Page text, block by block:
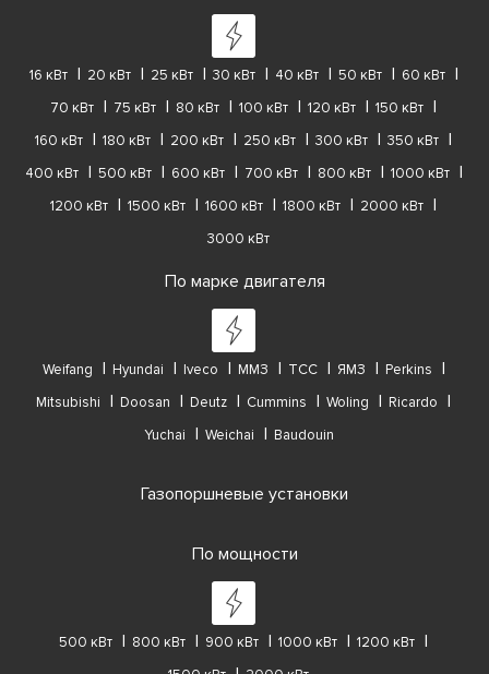
16 кВт 20 кВт 25 кВт 30 кВт 40 кВт 50 кВт
60 кВт
70 кВт
75 кВт 80 кВт 100 кВт 120 кВт
150 кВт
160 кВт
180 кВт 200 кВт 250 кВт 300 кВт
350 кВт
400 кВт
500 кВт 600 кВт 700 кВт 800 кВт
1000 кВт
1200 кВт
1500 кВт 1600 кВт 1800 кВт
2000 кВт
3000 кВт
По марке двигателя
Weifang Hyundai Iveco ММЗ ТСС ЯМЗ
Perkins
Mitsubishi
Doosan Deutz Cummins Woling
Ricardo
Yuchai
Weichai Baudouin
Газопоршневые установки
По мощности
500 кВт 800 кВт 900 кВт 1000 кВт
1200 кВт